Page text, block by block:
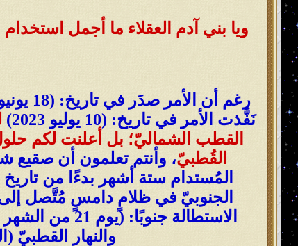
ويا بني آدم العقلاء ما أجمل
نَفَّذت الأمر في تاريخ: (10 يوليو 2023)
القطب الشماليّ؛ بل أعلنت لكم
القُطبيّ، وأنتم تعلمون أن صقيع
الاستطالة
والنهار القطبيّ